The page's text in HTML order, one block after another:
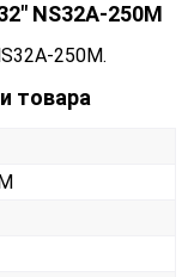
NS32A-250M
250M.
товара